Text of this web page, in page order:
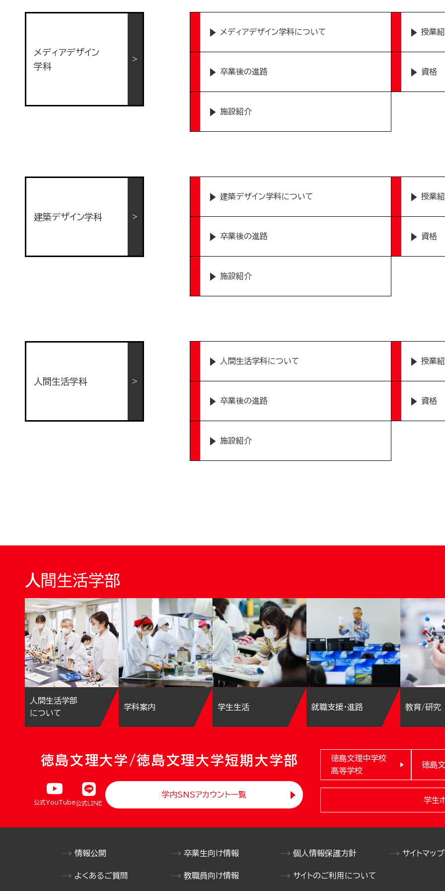
メディアデザイン
学科
メディアデザイン学科について 授業
卒業後の進路 資格
施設紹介
建築デザイン学科
建築デザイン学科について 授業
卒業後の進路 資格
施設紹介
人間生活学科
人間生活学科について 授業
卒業後の進路 資格
施設紹介
人間生活学部
人間生活学部
について
学科案内 学生生活 就職支援・進路 教育/研究
徳島文理大学/徳島文理大学短期大学部
公式YouTube公式LINE
学内SNSアカウント一覧
徳島文理中学校
高等学校
徳島
学生
情報公開
よくあるご質問
卒業生向け情報
教職員向け情報
個人情報保護方針
サイトのご利用について
サイトマップ